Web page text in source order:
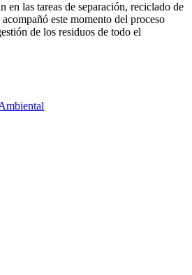
en las tareas de separación, reciclado de
este momento del proceso
de los residuos de todo el